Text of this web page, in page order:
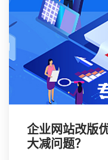
企业网站改版
大减问题？